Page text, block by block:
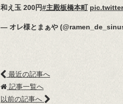
和え玉 200円#主殿板橋本町
— オレ様とまぁや
最近の記事へ
記事一覧へ
以前の記事へ